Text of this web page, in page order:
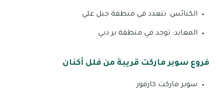
الكنائس: تتعدد في منطقة جبل علي
المعابد: توجد في منطقة بر دبي
فروع سوبر ماركت قريبة من فلل أكنان
سوبر ماركت كارفور